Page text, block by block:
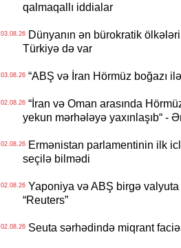
qalmaqallı iddialar
03.08.26Dünyanın ən bürokratik ölkələri
Türkiyə də var
03.08.26“ABŞ və İran Hörmüz boğazı ilə
02.08.26“İran və Oman arasında
yekun mərhələyə yaxınlaşıb“ -
02.08.26Ermənistan parlamentinin ilk
seçilə bilmədi
02.08.26Yaponiya və ABŞ birgə valyuta
“Reuters”
02.08.26Seuta sərhədində miqrant